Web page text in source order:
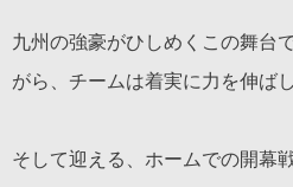
九州の強豪がひしめくこの舞台
がら、チームは着実に力を伸ば
そして迎える、ホームでの開幕戦